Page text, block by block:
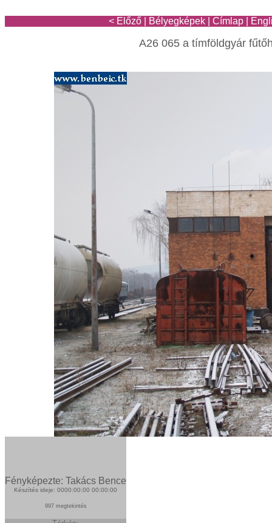
< Előző Bélyegképek Címlap
A26 065 a tímföldgyár
Fényképezte: Takács Bence
Készítés ideje: 0000:00:00 00:00:00
997 megtekintés